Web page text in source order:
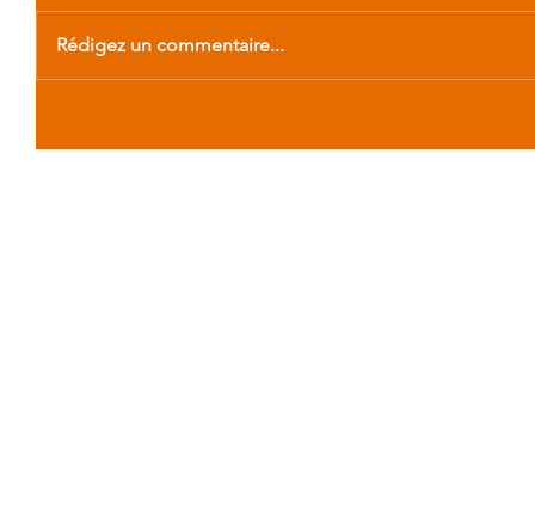
Rédigez un commentaire...